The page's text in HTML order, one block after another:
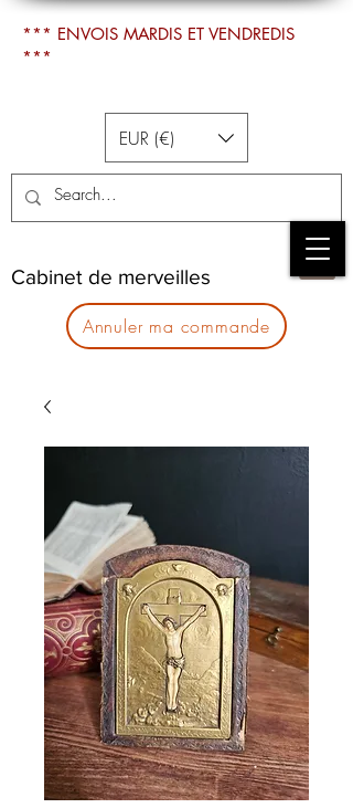
Cabinet de merveilles
*** ENVOIS MARDIS ET VENDREDIS
***
EUR (€)
Annuler ma commande